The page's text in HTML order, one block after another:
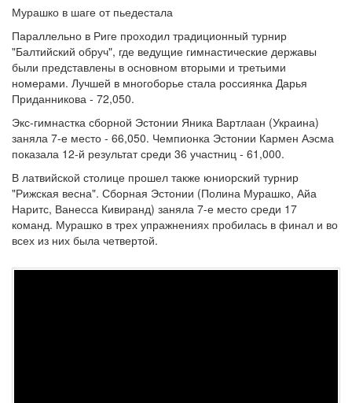
Мурашко в шаге от пьедестала
Параллельно в Риге проходил традиционный турнир
"Балтийский обруч", где ведущие гимнастические державы
были представлены в основном вторыми и третьими
номерами. Лучшей в многоборье стала россиянка Дарья
Приданникова - 72,050.
Экс-гимнастка сборной Эстонии Яника Вартлаан (Украина)
заняла 7-е место - 66,050. Чемпионка Эстонии Кармен Аэсма
показала 12-й результат среди 36 участниц - 61,000.
В латвийской столице прошел также юниорский турнир
"Рижская весна". Сборная Эстонии (Полина Мурашко, Айа
Наритс, Ванесса Кивиранд) заняла 7-е место среди 17
команд. Мурашко в трех упражнениях пробилась в финал и во
всех из них была четвертой.